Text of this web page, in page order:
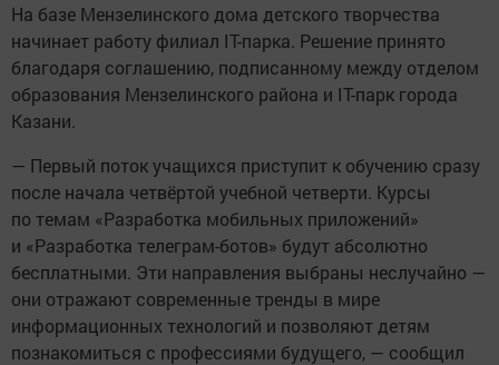
На базе Мензелинского дома детского творчества
начинает работу филиал IT-парка. Решение принято
благодаря соглашению, подписанному между отделом
образования Мензелинского района и IT-парк города
Казани.
— Первый поток учащихся приступит к обучению сразу
после начала четвёртой учебной четверти. Курсы
по темам «Разработка мобильных приложений»
и «Разработка телеграм-ботов» будут абсолютно
бесплатными. Эти направления выбраны неслучайно —
они отражают современные тренды в мире
информационных технологий и позволяют детям
познакомиться с профессиями будущего, — сообщил